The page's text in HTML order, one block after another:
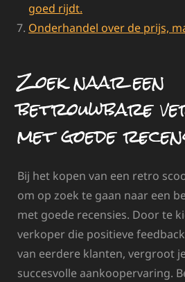
goed rijdt.
Onderhandel over de prijs,
Zoek naar een
betrouwbare
met goede
Bij het kopen van een retro
om op zoek te gaan naar een
met goede recensies. Door te
verkoper die positieve
van eerdere klanten, vergroot
succesvolle aankoopervaring.